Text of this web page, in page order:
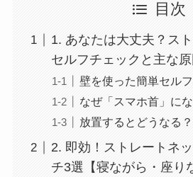
目次
1. あなたは大丈夫？ス
セルフチェックと主な原
壁を使った簡単セル
なぜ「スマホ首」に
放置するとどうなる
2. 即効！ストレートネ
チ3選【寝ながら・座り